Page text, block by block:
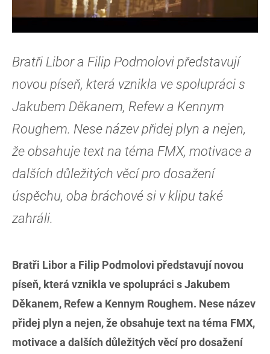
Bratři Libor a Filip Podmolovi představují
novou píseň, která vznikla ve spolupráci s
Jakubem Děkanem, Refew a Kennym
Roughem. Nese název přidej plyn a nejen,
že obsahuje text na téma FMX, motivace a
dalších důležitých věcí pro dosažení
úspěchu, oba bráchové si v klipu také
zahráli.
Bratři Libor a Filip Podmolovi představují novou
píseň, která vznikla ve spolupráci s Jakubem
Děkanem, Refew a Kennym Roughem. Nese název
přidej plyn a nejen, že obsahuje text na téma FMX,
motivace a dalších důležitých věcí pro dosažení